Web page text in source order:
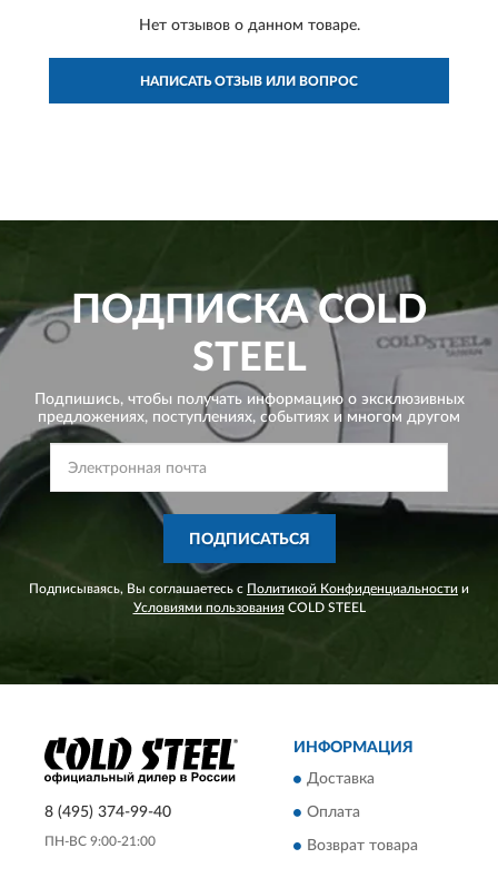
Нет отзывов о данном товаре.
НАПИСАТЬ ОТЗЫВ ИЛИ ВОПРОС
ПОДПИСКАCOLD
STEEL
Подпишись, чтобы получать информацию о эксклюзивных
предложениях, поступлениях, событиях и многом другом
ПОДПИСАТЬСЯ
Подписываясь, Вы соглашаетесь с Политикой Конфиденциальности и
Условиями пользованияCOLD STEEL
8 (495) 374-99-40
ПН-ВС 9:00-21:00
ИНФОРМАЦИЯ
Доставка
Оплата
Возврат товара